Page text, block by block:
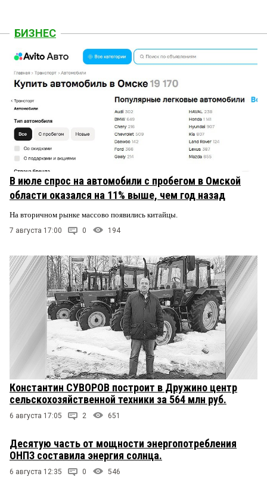
БИЗНЕС
В июле спрос на автомобили с пробегом в Омской
области оказался на 11% выше, чем год назад
На вторичном рынке массово появились китайцы.
7 августа 17:00 0 194
Константин СУВОРОВ построит в Дружино центр
сельскохозяйственной техники за 564 млн руб.
6 августа 17:05 2 651
Десятую часть от мощности энергопотребления
ОНПЗ составила энергия солнца.
6 августа 12:35 0 546